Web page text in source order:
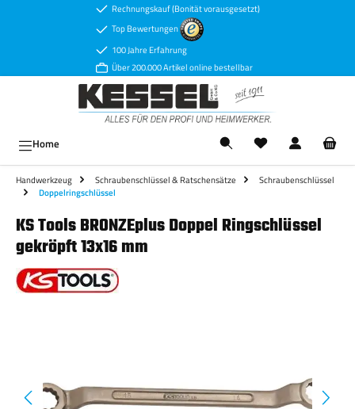
Zum Hauptinhalt springenRechnungskauf (Bonität vorausgesetzt)
Top Bewertungen
100 Jahre Erfahrung
Über 200.000 Artikel online bestellbar
Home
Handwerkzeug Schraubenschlüssel & Ratschensätze
Schraubenschlüssel
Doppelringschlüssel
KS Tools BRONZEplus Doppel Ringschlüssel
gekröpft 13x16 mm